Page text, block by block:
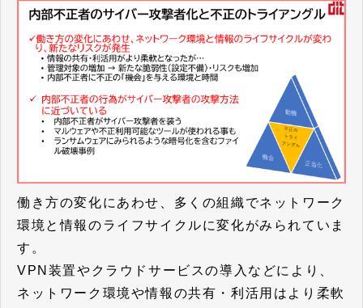
働き方の変化にあわせ、多くの組織でネットワーク
環境と情報のライフサイクルに変化がみられていま
す。
VPN装置やクラウドサービスの導入などにより、
ネットワーク環境や情報の共有・利活用はより柔軟